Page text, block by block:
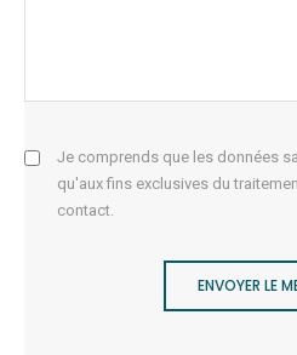
Je comprends que les données
qu'aux fins exclusives du
contact.
ENVOYER LE